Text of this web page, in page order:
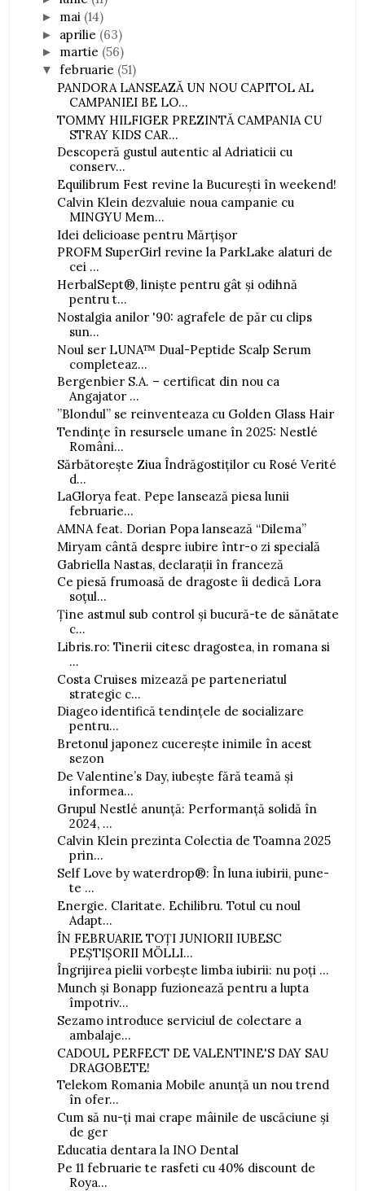
► mai (14)
► aprilie (63)
► martie (56)
▼februarie (51)
PANDORA LANSEAZĂ UN NOU CAPITOL AL
CAMPANIEI BE LO...
TOMMY HILFIGER PREZINTĂ CAMPANIA CU
STRAY KIDS CAR...
Descoperă gustul autentic al Adriaticii cu
conserv...
Equilibrum Fest revine la București în weekend!
Calvin Klein dezvaluie noua campanie cu
MINGYU Mem...
Idei delicioase pentru Mărțișor
PROFM SuperGirl revine la ParkLake alaturi de
cei ...
HerbalSept®, liniște pentru gât și odihnă
pentru t...
Nostalgia anilor '90: agrafele de păr cu clips
sun...
Noul ser LUNA™ Dual-Peptide Scalp Serum
completeaz...
Bergenbier S.A. – certificat din nou ca
Angajator ...
”Blondul” se reinventeaza cu Golden Glass Hair
Tendințe în resursele umane în 2025: Nestlé
Români...
Sărbătorește Ziua Îndrăgostiților cu Rosé Verité
d...
LaGlorya feat. Pepe lansează piesa lunii
februarie...
AMNA feat. Dorian Popa lansează “Dilema”
Miryam cântă despre iubire într-o zi specială
Gabriella Nastas, declarații în franceză
Ce piesă frumoasă de dragoste îi dedică Lora
soțul...
Ține astmul sub control și bucură-te de sănătate
c...
Libris.ro: Tinerii citesc dragostea, in romana si
...
Costa Cruises mizează pe parteneriatul
strategic c...
Diageo identifică tendințele de socializare
pentru...
Bretonul japonez cucerește inimile în acest
sezon
De Valentine’s Day, iubește fără teamă și
informea...
Grupul Nestlé anunță: Performanță solidă în
2024, ...
Calvin Klein prezinta Colectia de Toamna 2025
prin...
Self Love by waterdrop®: În luna iubirii, pune-
te ...
Energie. Claritate. Echilibru. Totul cu noul
Adapt...
ÎN FEBRUARIE TOȚI JUNIORII IUBESC
PEȘTIȘORII MÖLLI...
Îngrijirea pielii vorbește limba iubirii: nu poți ...
Munch și Bonapp fuzionează pentru a lupta
împotriv...
Sezamo introduce serviciul de colectare a
ambalaje...
CADOUL PERFECT DE VALENTINE'S DAY SAU
DRAGOBETE!
Telekom Romania Mobile anunță un nou trend
în ofer...
Cum să nu-ți mai crape mâinile de uscăciune și
de ger
Educatia dentara la INO Dental
Pe 11 februarie te rasfeti cu 40% discount de
Roya...